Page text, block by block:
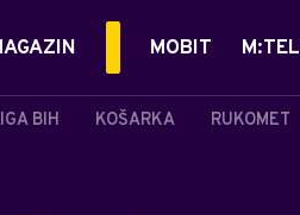
BIH KOŠARKA RUKOMET
MOBIT M:TEL